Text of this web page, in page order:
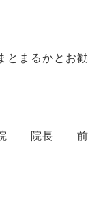
とまるかとお勧
院 院長 前